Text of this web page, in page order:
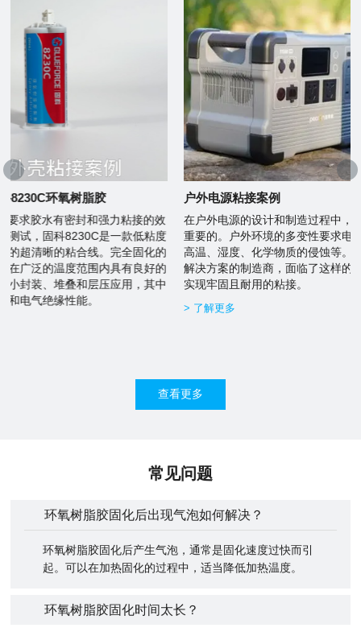
户外电源粘接案例
在户外电源的设计和制造过程中，确保产品的耐用性和可靠性是至关
重要的。户外环境的多变性要求电源设备能够承受各种恶劣条件，如
高温、湿度、化学物质的侵蚀等。我们的客户，一家专注于户外电源
解决方案的制造商，面临了这样的挑战：如何在不同材质的部件之间
实现牢固且耐用的粘接。
> 了解更多
查看更多
常见问题
环氧树脂胶固化后出现气泡如何解决？
环氧树脂胶固化后产生气泡，通常是固化速度过快而引
起。可以在加热固化的过程中，适当降低加热温度。
环氧树脂胶固化时间太长？